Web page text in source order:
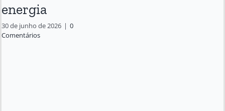
energia
30 de junho de 2026 | 0
Comentários